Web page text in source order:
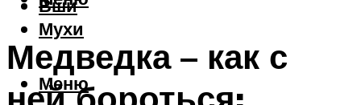
Вши
Мухи
Меню
Медведка – как с